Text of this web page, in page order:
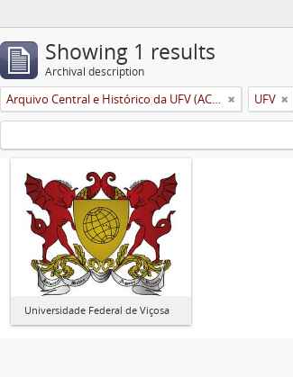
Showing 1 results
Archival description
Arquivo Central e Histórico da UFV (ACH-UFV) UFV
Universidade Federal de Viçosa